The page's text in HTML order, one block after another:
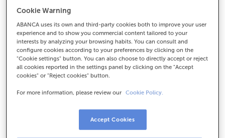
porque caducou ou
porque tiven que pedir un
novo, ¿teño que
avisarvos?
Renovei o meu DNI porque caducou ou
porque tiven que pedir un novo, ¿teño
Cookie Warning
ABANCA uses its own and third-party cookies both to improve your user
experience and to show you commercial content tailored to your
interests by analyzing your browsing habits. You can consult and
configure cookies according to your preferences by clicking on the
"Cookie settings" button. You can also choose to directly accept or reject
all cookies reported in the settings panel by clicking on the "Accept
cookies" or "Reject cookies" button.
For more information, please review our Cookie Policy.
Accept Cookies